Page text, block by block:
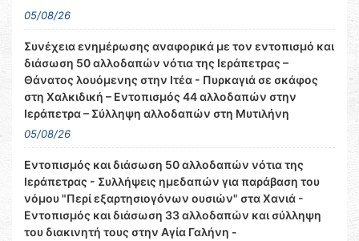
05/08/26
Συνέχεια ενημέρωσης αναφορικά με τον εντοπισμό και
διάσωση 50 αλλοδαπών νότια της Ιεράπετρας –
Θάνατος λουόμενης στην Ιτέα - Πυρκαγιά σε σκάφος
στη Χαλκιδική – Εντοπισμός 44 αλλοδαπών στην
Ιεράπετρα – Σύλληψη αλλοδαπών στη Μυτιλήνη
05/08/26
Εντοπισμός και διάσωση 50 αλλοδαπών νότια της
Ιεράπετρας - Συλλήψεις ημεδαπών για παράβαση του
νόμου "Περί εξαρτησιογόνων ουσιών" στα Χανιά -
Εντοπισμός και διάσωση 33 αλλοδαπών και σύλληψη
του διακινητή τους στην Αγία Γαλήνη -